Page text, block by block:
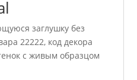
заглушку без
22222, код декора
с живым образцом